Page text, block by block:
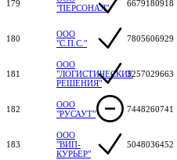
179
"ПЕРСОНАЛ"
6679180918
180
ООО
"С.П.С."
7805606929
181
ООО
"ЛОГИСТИЧЕСКИЕ
РЕШЕНИЯ"
3257029663
182
ООО
"РУСАУТ"
7448260741
183
ООО
"ВИП-
КУРЬЕР"
5048036452